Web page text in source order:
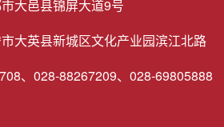
大邑县锦屏大道9号
大英县新城区文化产业园滨江北路
、028-88267209、028-69805888